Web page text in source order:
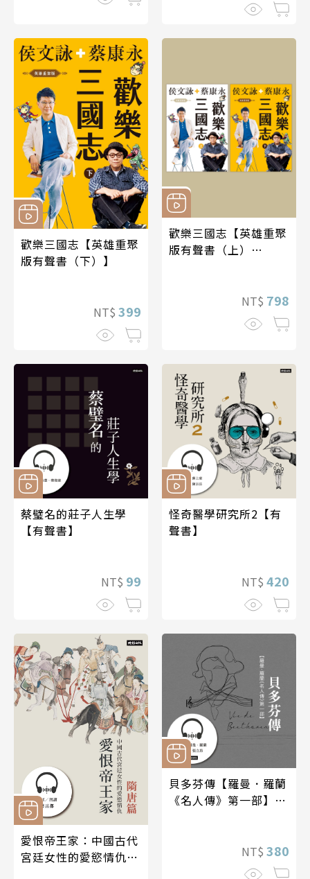
歡樂三國志【英雄重聚
版有聲書（下）】
NT$ 399
歡樂三國志【英雄重聚
版有聲書（上）
NT$ 798
蔡璧名的莊子人生學
【有聲書】
NT$ 99
怪奇醫學研究所2【有
聲書】
NT$ 420
愛恨帝王家：中國古代
宮廷女性的愛慾情仇
貝多芬傳【羅曼．羅蘭
《名人傳》第一部】
NT$ 380